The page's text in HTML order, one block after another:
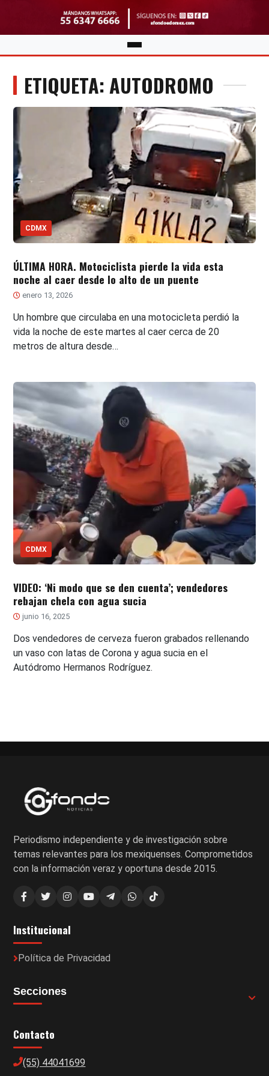
ETIQUETA: AUTODROMO
CDMX
ÚLTIMA HORA. Motociclista pierde la vida esta
noche al caer desde lo alto de un puente
enero 13, 2026
Un hombre que circulaba en una motocicleta perdió la
vida la noche de este martes al caer cerca de 20
metros de altura desde…
CDMX
VIDEO: ‘Ni modo que se den cuenta’; vendedores
rebajan chela con agua sucia
junio 16, 2025
Dos vendedores de cerveza fueron grabados rellenando
un vaso con latas de Corona y agua sucia en el
Autódromo Hermanos Rodríguez.
Periodismo independiente y de investigación sobre
temas relevantes para los mexiquenses. Comprometidos
con la información veraz y oportuna desde 2015.
Institucional
Política de Privacidad
Secciones
Contacto
(55) 44041699